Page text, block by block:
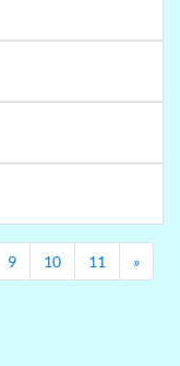
9 10 11 »Next